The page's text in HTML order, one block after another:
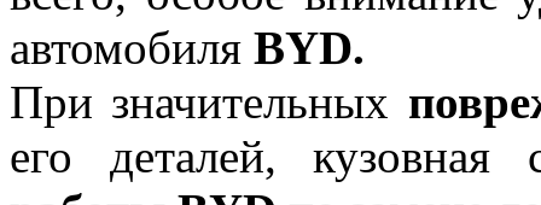
автомобиля BYD.
При значительных
его деталей,